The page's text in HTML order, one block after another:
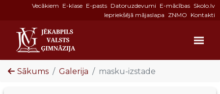
Vecākiem E-klase E-pasts Datoruzdevumi E-mācības Skolo.lv
Iepriekšējā mājaslapa ZNMO Kontakti
Sākums Galerija masku-izstade